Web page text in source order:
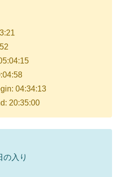
04:34:13
20:35:00
の入り